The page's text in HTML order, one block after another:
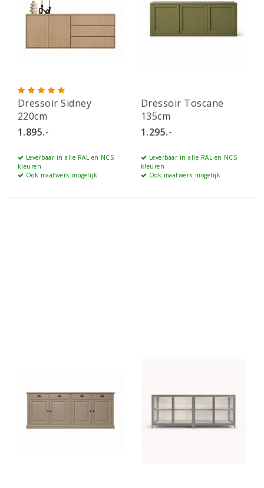
Dressoir Sidney
220cm
1.895.-
Leverbaar in alle RAL en NCS
kleuren
Ook maatwerk mogelijk
Dressoir Toscane
135cm
1.295.-
Leverbaar in alle RAL en NCS
kleuren
Ook maatwerk mogelijk